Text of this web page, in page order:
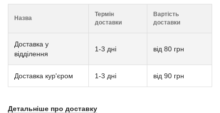
Назва
Термін
доставки
Вартість
доставки
Доставка у
відділення
1-3 дні від 80 грн
Доставка кур'єром 1-3 дні від 90 грн
Детальніше про доставку